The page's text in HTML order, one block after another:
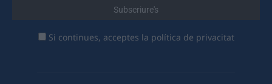
Si continues, acceptes la política de privacitat